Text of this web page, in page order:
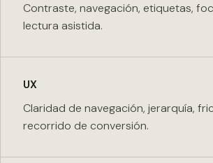
Contraste, navegación, etiquetas,
lectura asistida.
UX
Claridad de navegación, jerarquía,
recorrido de conversión.